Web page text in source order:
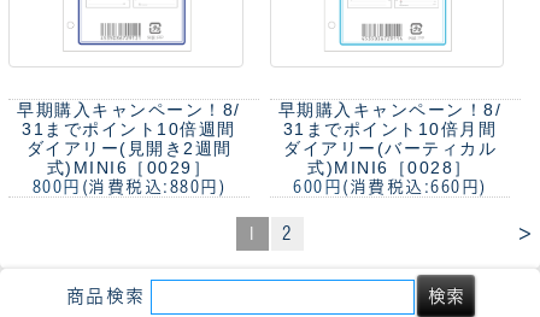
早期購入キャンペーン！8/
31までポイント10倍週間
ダイアリー(見開き2週間
式)MINI6［0029］
800円 (消費税込:880円)
早期購入キャンペーン！8/
31までポイント10倍 月間
ダイアリー(バーティカル
式)MINI6［0028］
600円 (消費税込:660円)
>
1 2
商品検索